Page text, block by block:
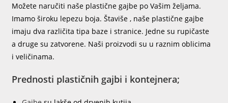
Možete naručiti naše plastične gajbe po Vašim željama.
Imamo široku lepezu boja. Štaviše , naše plastične gajbe
imaju dva različita tipa baze i stranice. Jedne su rupičaste
a druge su zatvorene. Naši proizvodi su u raznim oblicima
i veličinama.
Prednosti plastičnih gajbi i kontejnera;